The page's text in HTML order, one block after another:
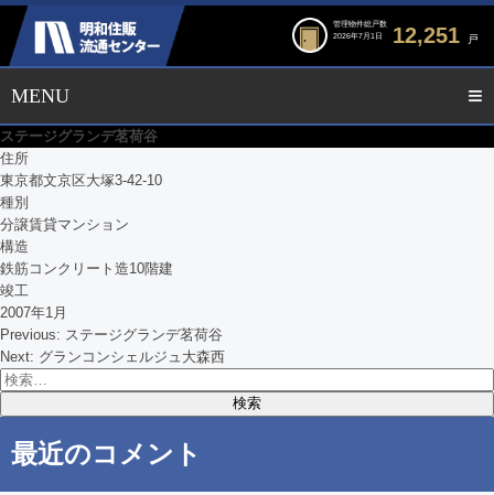
管理物件総戸数
2026年7月1日
12,251 戸
ステージグランデ茗荷谷
住所
東京都文京区大塚3-42-10
種別
分譲賃貸マンション
構造
鉄筋コンクリート造10階建
竣工
2007年1月
投
稿
ビ
Previous: ステージグランデ茗荷谷
Next: グランコンシェルジュ大森西
検
索:
最近のコメント